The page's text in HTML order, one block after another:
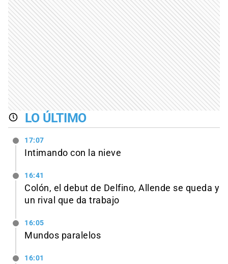
LO ÚLTIMO
17:07
Intimando con la nieve
16:41
Colón, el debut de Delfino, Allende se queda y
un rival que da trabajo
16:05
Mundos paralelos
16:01